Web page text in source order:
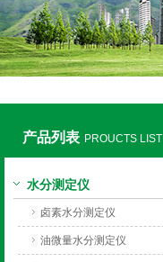
产品列表 PROUCTS LIST
水分测定仪
卤素水分测定仪
油微量水分测定仪